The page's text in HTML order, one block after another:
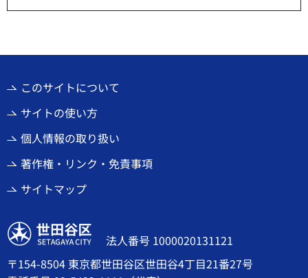
このサイトについて
サイトの使い方
個人情報の取り扱い
著作権・リンク・免責事項
サイトマップ
世田谷区
法人番号 1000020131121
〒154-8504 東京都世田谷区世田谷4丁目21番27号